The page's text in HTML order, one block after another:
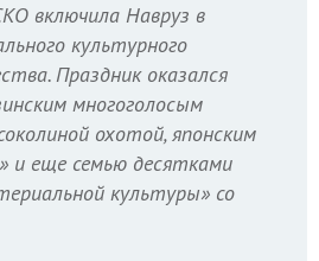
включила Навруз в
культурного
Праздник оказался
многоголосым
охотой, японским
и еще семью десятками
культуры» со